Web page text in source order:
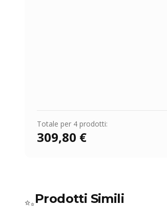
Totale per 4 prodotti:
309,80 €
Prodotti Simili